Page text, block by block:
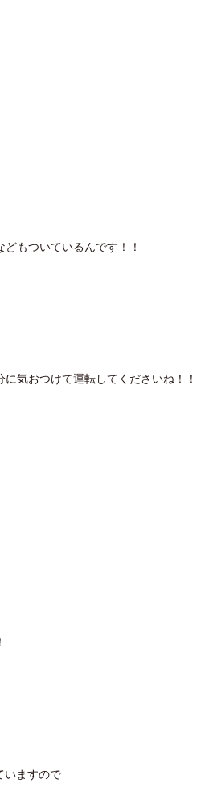
もついているんです！！
気おつけて運転してくださいね！！
いますので